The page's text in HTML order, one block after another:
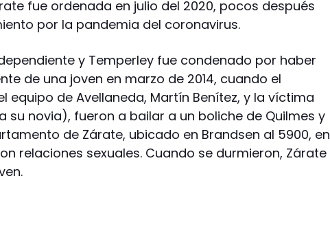
fue ordenada en julio del 2020, pocos después
por la pandemia del coronavirus.
y Temperley fue condenado por haber
de una joven en marzo de 2014, cuando el
equipo de Avellaneda, Martín Benítez, y la víctima
su novia), fueron a bailar a un boliche de Quilmes y
de Zárate, ubicado en Brandsen al 5900, en
relaciones sexuales. Cuando se durmieron, Zárate